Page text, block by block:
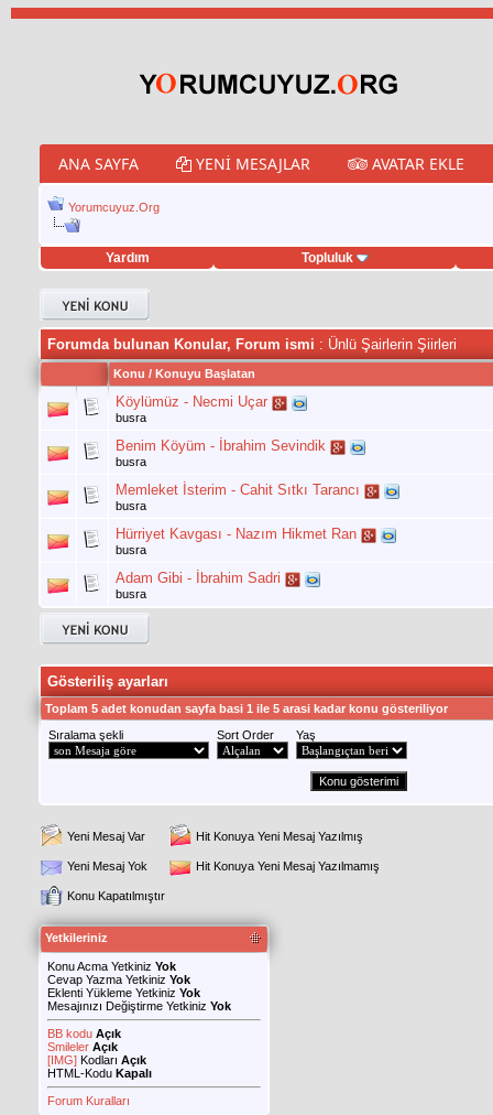
ANA SAYFA YENI MESAJLAR AVATAR EKLE
Yorumcuyuz.Org
Yardım Topluluk
hilesi
Forumda bulunan Konular, Forum ismi : Ünlü Şairlerin Şiirleri
Konu / Konuyu Başlatan
Köylümüz - Necmi Uçar
busra
Benim Köyüm - İbrahim Sevindik
busra
Memleket İsterim - Cahit Sıtkı Tarancı
busra
Hürriyet Kavgası - Nazım Hikmet Ran
busra
Adam Gibi - İbrahim Sadri
busra
Gösteriliş ayarları
Toplam 5 adet konudan sayfa basi 1 ile 5 arasi kadar konu gösteriliyor
Sıralama şekli
Sort Order Yaş
Yeni Mesaj Var Hit Konuya Yeni Mesaj Yazılmış
Yeni Mesaj Yok Hit Konuya Yeni Mesaj Yazılmamış
Konu Kapatılmıştır
Yetkileriniz
Konu Acma Yetkiniz Yok
Cevap Yazma Yetkiniz Yok
Eklenti Yükleme Yetkiniz Yok
Mesajınızı Değiştirme Yetkiniz Yok
BB kodu Açık
Smileler Açık
[IMG] Kodları Açık
HTML-Kodu Kapalı
Forum Kuralları